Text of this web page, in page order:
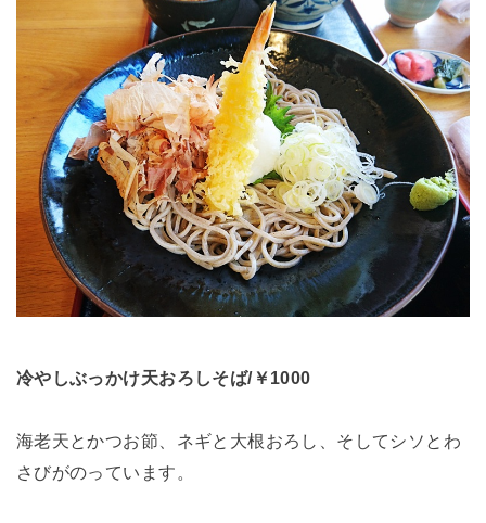
冷やしぶっかけ天おろしそば/￥1000
海老天とかつお節、ネギと大根おろし、そしてシソとわ
さびがのっています。